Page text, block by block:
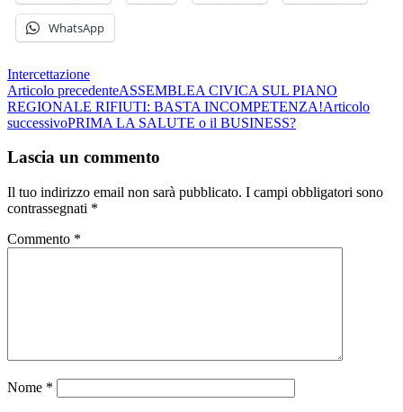
WhatsApp
Intercettazione
Navigazione
articolo
Articolo precedenteASSEMBLEA CIVICA SUL PIANO
REGIONALE RIFIUTI: BASTA INCOMPETENZA!Articolo
successivoPRIMA LA SALUTE o il BUSINESS?
Lascia un commento
Il tuo indirizzo email non sarà pubblicato. I campi obbligatori sono
contrassegnati *
Commento *
Nome *